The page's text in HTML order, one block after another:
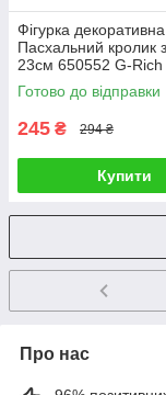
Фігурка
Пасхальний кролик
23см 650552 G-Rich
Готово до відправки
245 ₴ 294 ₴
Купити
Про нас